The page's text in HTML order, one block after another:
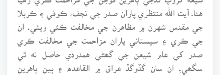
هئا. آيت الله منتظري پاران صدر جي نجف، ڪوفي ۽ ڪربلا
جي مقدس شهرن ۾ مظاهرن جي مخالفت ڪئي ويئي. ان
جي ڪري ۽ سيستاني پاران مزاحمت جي مخالفت ڪري
صدر کي عام شيعن جي گھڻي همدردي حاصل نه ٿي
سگھي.ِ ان سان گڏوگڏ عراق ۾ القاعده ۽ ٻين ٻاهرين